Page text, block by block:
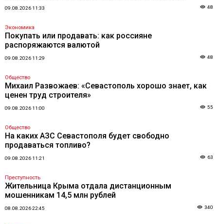
09.08.2026 11:33 48
Экономика
Покупать или продавать: как россияне
распоряжаются валютой
09.08.2026 11:29 48
Общество
Михаил Развожаев: «Севастополь хорошо знает, как
ценен труд строителя»
09.08.2026 11:00 55
Общество
На каких АЗС Севастополя будет свободно
продаваться топливо?
09.08.2026 11:21 63
Преступность
Жительница Крыма отдала дистанционным
мошенникам 14,5 млн рублей
08.08.2026 22:45 340